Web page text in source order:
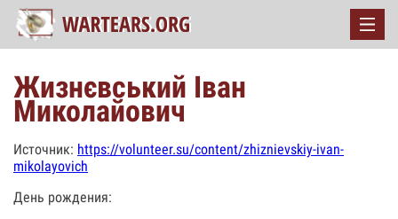
Жизнєвський Іван
Миколайович
Источник: https://volunteer.su/content/zhiznievskiy-ivan-
mikolayovich
День рождения: